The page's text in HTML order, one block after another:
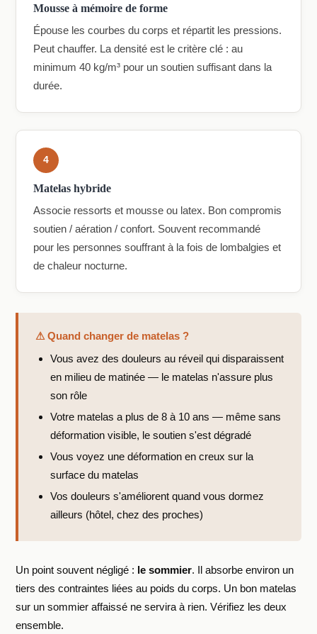
Mousse à mémoire de forme
Épouse les courbes du corps et répartit les pressions.
Peut chauffer. La densité est le critère clé : au
minimum 40 kg/m³ pour un soutien suffisant dans la
durée.
4
Matelas hybride
Associe ressorts et mousse ou latex. Bon compromis
soutien / aération / confort. Souvent recommandé
pour les personnes souffrant à la fois de lombalgies et
de chaleur nocturne.
⚠ Quand changer de matelas ?
Vous avez des douleurs au réveil qui disparaissent
en milieu de matinée — le matelas n'assure plus
son rôle
Votre matelas a plus de 8 à 10 ans — même sans
déformation visible, le soutien s'est dégradé
Vous voyez une déformation en creux sur la
surface du matelas
Vos douleurs s'améliorent quand vous dormez
ailleurs (hôtel, chez des proches)
Un point souvent négligé : le sommier. Il absorbe environ un
tiers des contraintes liées au poids du corps. Un bon matelas
sur un sommier affaissé ne servira à rien. Vérifiez les deux
ensemble.